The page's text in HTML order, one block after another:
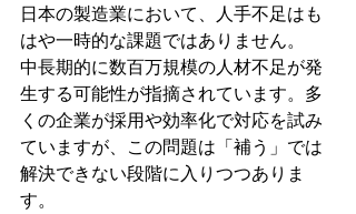
日本の製造業において、人手不足はも
はや一時的な課題ではありません。
中長期的に数百万規模の人材不足が発
生する可能性が指摘されています。多
くの企業が採用や効率化で対応を試み
ていますが、この問題は「補う」では
解決できない段階に入りつつありま
す。